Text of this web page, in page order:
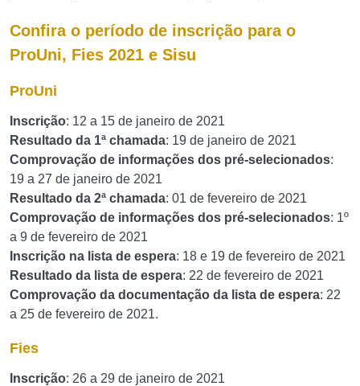
Confira o período de inscrição para o
ProUni, Fies 2021 e Sisu
ProUni
Inscrição: 12 a 15 de janeiro de 2021
Resultado da 1ª chamada: 19 de janeiro de 2021
Comprovação de informações dos pré-selecionados:
19 a 27 de janeiro de 2021
Resultado da 2ª chamada: 01 de fevereiro de 2021
Comprovação de informações dos pré-selecionados: 1º
a 9 de fevereiro de 2021
Inscrição na lista de espera: 18 e 19 de fevereiro de 2021
Resultado da lista de espera: 22 de fevereiro de 2021
Comprovação da documentação da lista de espera: 22
a 25 de fevereiro de 2021.
Fies
Inscrição: 26 a 29 de janeiro de 2021